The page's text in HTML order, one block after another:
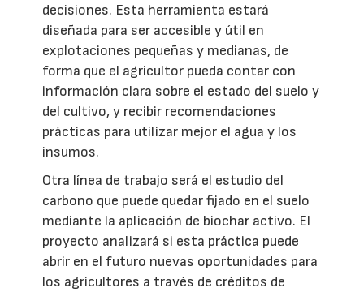
decisiones. Esta herramienta estará
diseñada para ser accesible y útil en
explotaciones pequeñas y medianas, de
forma que el agricultor pueda contar con
información clara sobre el estado del suelo y
del cultivo, y recibir recomendaciones
prácticas para utilizar mejor el agua y los
insumos.
Otra línea de trabajo será el estudio del
carbono que puede quedar fijado en el suelo
mediante la aplicación de biochar activo. El
proyecto analizará si esta práctica puede
abrir en el futuro nuevas oportunidades para
los agricultores a través de créditos de